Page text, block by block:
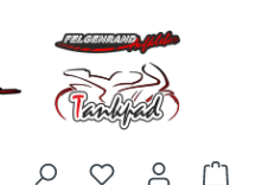
Du hast 0